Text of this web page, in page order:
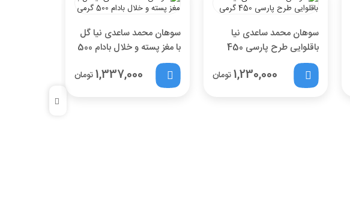
سوهان محمد ساعدی نیا
باقلوایی طرح پارسی 450
گرمی
1,230,000تومان
سوهان محمد ساعدی نیا گل
با مغز پسته و خلال بادام 500
گرمی
1,337,000تومان